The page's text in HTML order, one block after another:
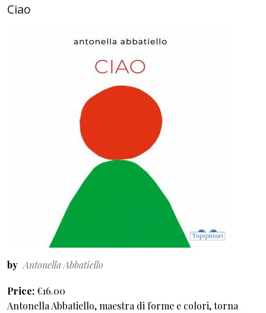
Ciao
by Antonella Abbatiello
Price €16.00
Antonella Abbatiello, maestra di forme e colori, torna